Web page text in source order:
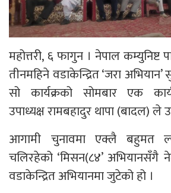
महोत्तरी, ६ फागुन । नेपाल कम्युनिष्ट
तीनमहिने वडाकेन्द्रित ‘जरा
सो कार्यक्रको सोमबार एक
उपाध्यक्ष रामबहादुर थापा (बादल) ले
आगामी चुनावमा एक्लै बहुमत
चलिरहेको ‘मिसन(८४’ अभियानसँगै
वडाकेन्द्रित अभियानमा जुटेको हो ।